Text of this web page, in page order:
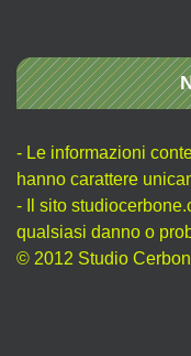
- Le informazioni
hanno carattere
- Il sito
qualsiasi danno o
© 2012 Studio